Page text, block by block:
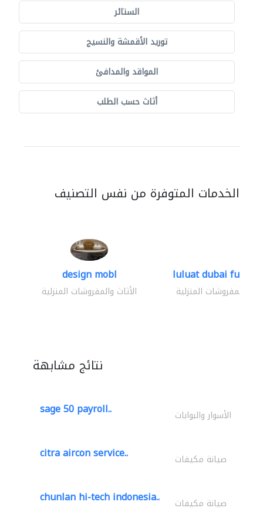
الستائر
توريد الأقمشة والنسيج
المواقد والمدافئ
أثاث حسب الطلب
الخدمات المتوفرة من نفس التصنيف
design mobl
الأثاث والمفروشات المنزلية
luluat dubai
والمفروشات المنزلية
نتائج مشابهة
sage 50 payroll.. الأسوار والبوابات
citra aircon service.. صيانة مكيفات
chunlan hi-tech indonesia.. صيانة مكيفات